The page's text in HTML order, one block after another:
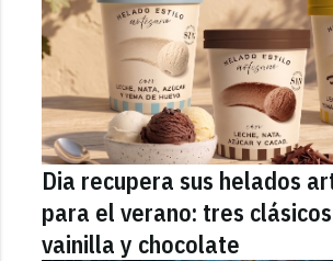
Dia recupera sus helados
para el verano: tres
vainilla y chocolate